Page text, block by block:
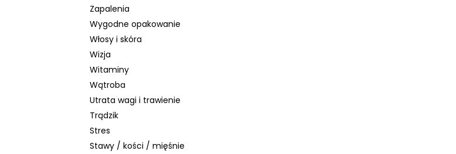
Zapalenia
Wygodne opakowanie
Włosy i skóra
Wizja
Witaminy
Wątroba
Utrata wagi i trawienie
Trądzik
Stres
Stawy / kości / mięśnie